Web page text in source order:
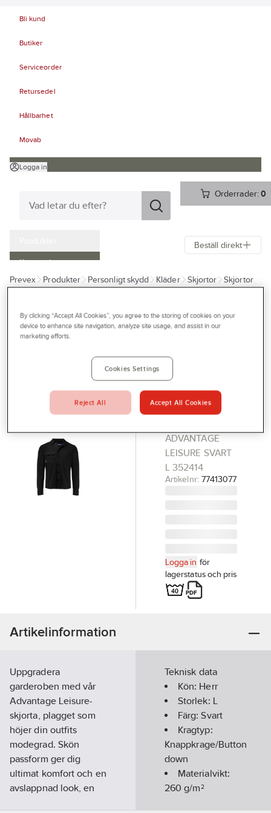
Bli kund
Butiker
Serviceorder
Retursedel
Hållbarhet
Movab
Logga in
Orderrader:0
Kampanjer
Outlet
Bli kund
Profilshop
Serviceverkstad
Företagsprofilering
Movab
Beställ direkt
Prevex Produkter Personligt skydd Kläder Skjortor Skjortor
Skjorta
Buck
Advantage
Leisure
SKJORTA
ADVANTAGE
LEISURE SVART
L 352414
Artikelnr: 77413077
Logga in för
lagerstatus och pris
Artikelinformation
Uppgradera
garderoben med vår
Advantage Leisure-
skjorta, plagget som
höjer din outfits
modegrad. Skön
passform ger dig
ultimat komfort och en
avslappnad look, en
Teknisk data
Kön: Herr
Storlek: L
Färg:Svart
Kragtyp:
Knappkrage/Button
down
Materialvikt:
260 g/m²
By clicking “Accept All Cookies”, you agree to the storing of cookies on your
device to enhance site navigation, analyze site usage, and assist in our
marketing efforts.
Cookies Settings
Reject All Accept All Cookies